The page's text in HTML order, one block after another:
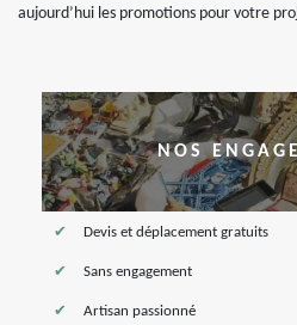
aujourd’hui les promotions pour votre
NOS
Devis et déplacement gratuits
Sans engagement
Artisan passionné